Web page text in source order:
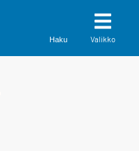
Haku Valikko